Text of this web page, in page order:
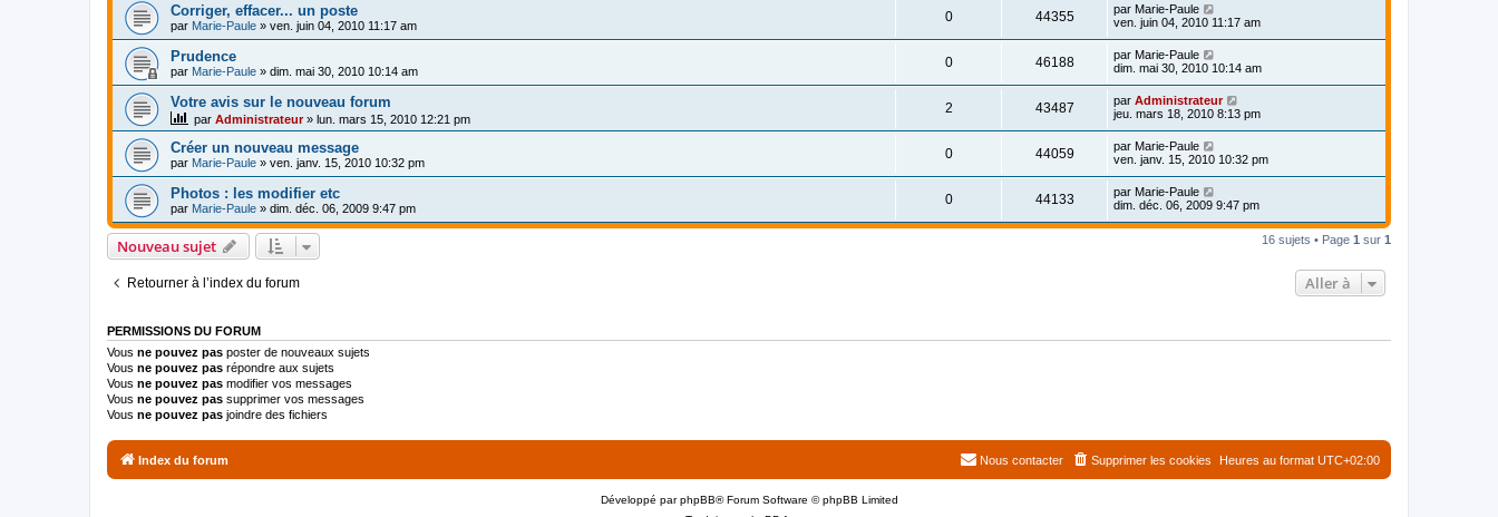
Corriger, effacer... un poste
par Marie-Paule » ven. juin 04, 2010 11:17 am
0 44355 par Marie-Paule
ven. juin 04, 2010 11:17 am
Prudence
par Marie-Paule » dim. mai 30, 2010 10:14 am
0 46188 par Marie-Paule
dim. mai 30, 2010 10:14 am
Votre avis sur le nouveau forum
par Administrateur» lun. mars 15, 2010 12:21 pm
2 43487 par Administrateur
jeu. mars 18, 2010 8:13 pm
Créer un nouveau message
par Marie-Paule » ven. janv. 15, 2010 10:32 pm
0 44059 par Marie-Paule
ven. janv. 15, 2010 10:32 pm
Photos : les modifier etc
par Marie-Paule » dim. déc. 06, 2009 9:47 pm
0 44133 par Marie-Paule
dim. déc. 06, 2009 9:47 pm
Nouveau sujet 16 sujets • Page 1 sur 1
Retourner à l’index du forum Aller à
PERMISSIONS DU FORUM
Vous ne pouvez pas poster de nouveaux sujets
Vous ne pouvez pas répondre aux sujets
Vous ne pouvez pas modifier vos messages
Vous ne pouvez pas supprimer vos messages
Vous ne pouvez pas joindre des fichiers
Index du forum Heures au format UTC+02:00
Supprimer les cookies
Nous contacter
Développé parphpBB® Forum Software © phpBB Limited